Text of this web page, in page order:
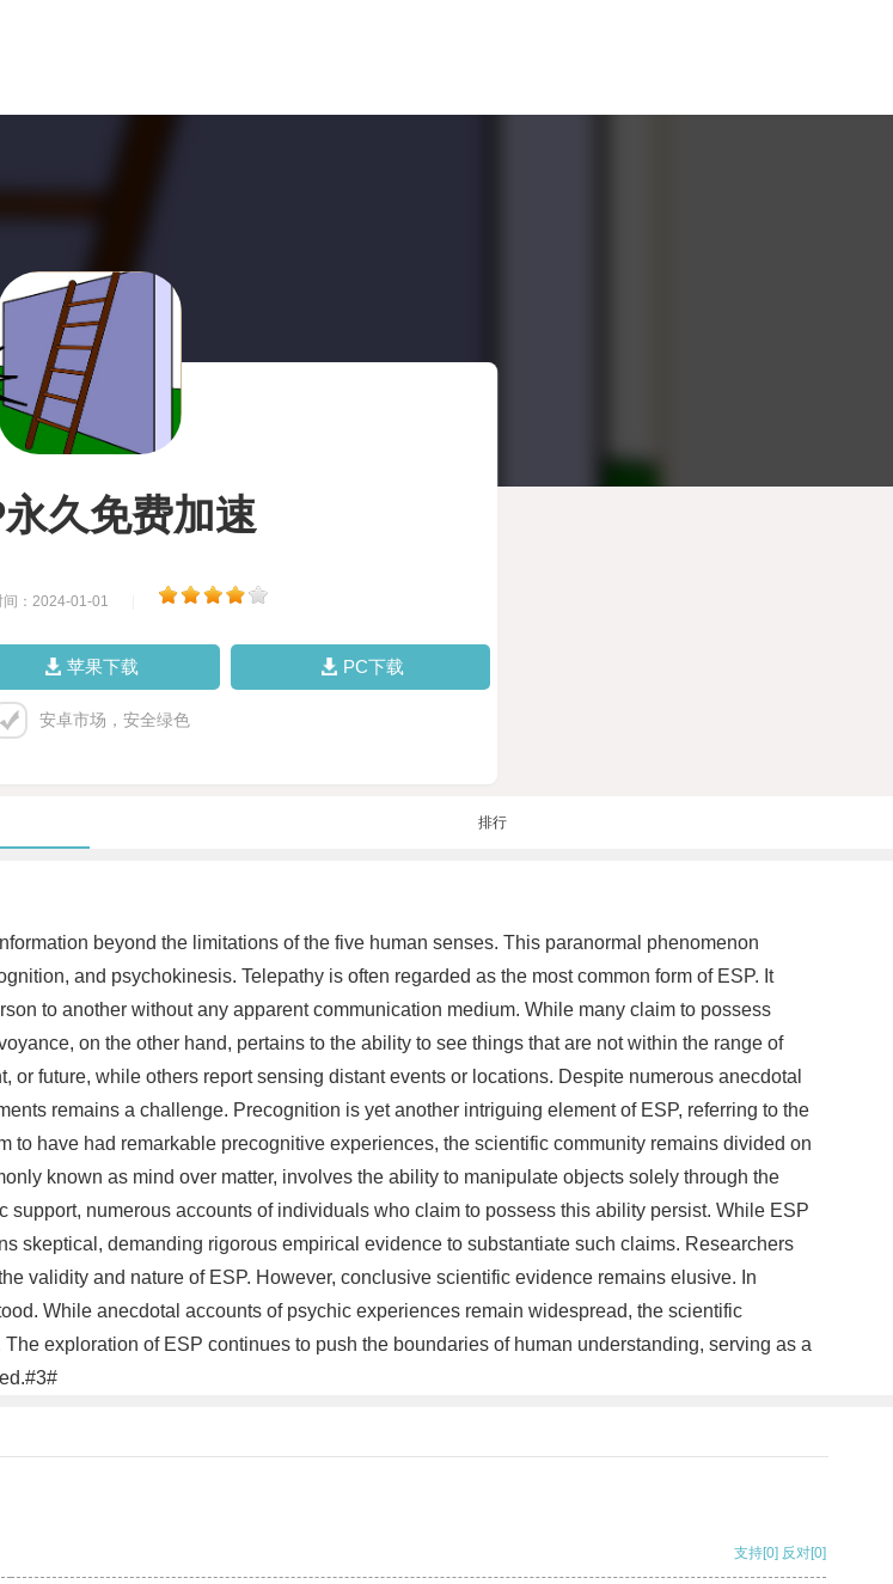
久免费加速
间：2024-01-01
苹果下载 PC下载
安卓市场，安全绿色
排行
beyond the limitations of the five human senses. This paranormal phenomenon
and psychokinesis. Telepathy is often regarded as the most common form of ESP. It
to another without any apparent communication medium. While many claim to possess
on the other hand, pertains to the ability to see things that are not within the range of
future, while others report sensing distant events or locations. Despite numerous anecdotal
remains a challenge. Precognition is yet another intriguing element of ESP, referring to the
have had remarkable precognitive experiences, the scientific community remains divided on
known as mind over matter, involves the ability to manipulate objects solely through the
numerous accounts of individuals who claim to possess this ability persist. While ESP
skeptical, demanding rigorous empirical evidence to substantiate such claims. Researchers
validity and nature of ESP. However, conclusive scientific evidence remains elusive. In
While anecdotal accounts of psychic experiences remain widespread, the scientific
exploration of ESP continues to push the boundaries of human understanding, serving as a
支持[0] 反对[0]